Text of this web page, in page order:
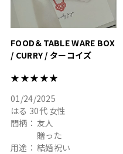
FOOD＆TABLE WARE BOX
/ CURRY / ターコイズ
★★★★★
01/24/2025
はる 30代 女性
間柄： 友人
贈った
用途： 結婚祝い